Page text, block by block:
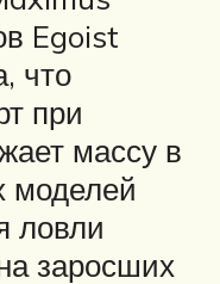
Egoist
что
при
массу в
моделей
ловли
заросших